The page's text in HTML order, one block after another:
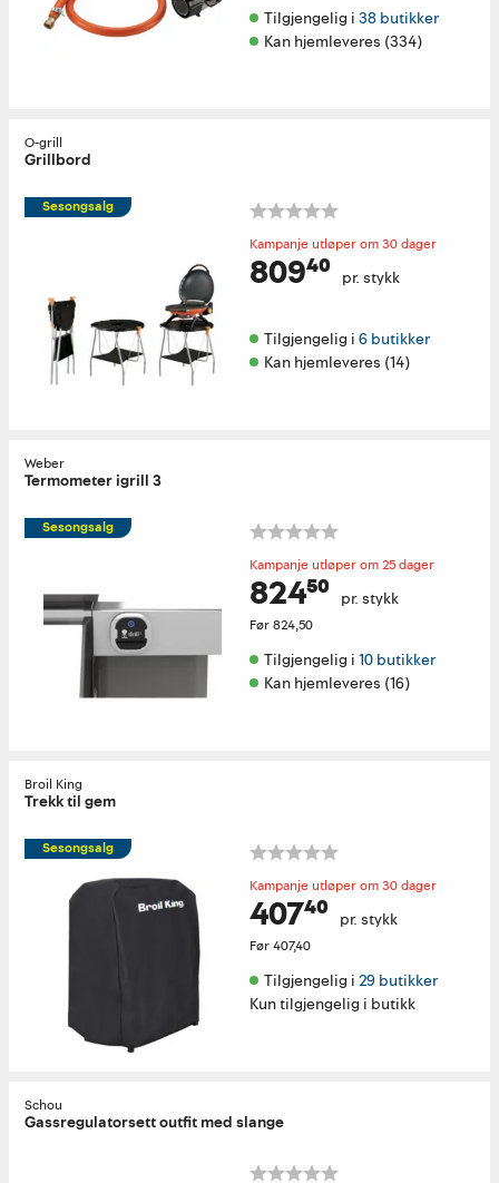
Tilgjengelig i 38 butikker
Kan hjemleveres (334)
O-grill
Grillbord
Sesongsalg
Kampanje utløper om 30 dager
809⁴⁰ pr. stykk
Tilgjengelig i 6 butikker
Kan hjemleveres (14)
Weber
Termometer igrill 3
Sesongsalg
Kampanje utløper om 25 dager
824⁵⁰ pr. stykk
Før824,50
Tilgjengelig i 10 butikker
Kan hjemleveres (16)
Broil King
Trekk til gem
Sesongsalg
Kampanje utløper om 30 dager
407⁴⁰ pr. stykk
Før407,40
Tilgjengelig i 29 butikker
Kun tilgjengelig i butikk
Schou
Gassregulatorsett outfit med slange